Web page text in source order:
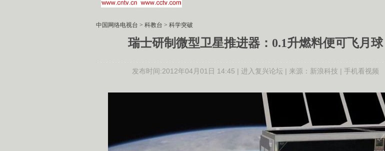
中国网络电视台 > 科教台 > 科学突破
瑞士研制微型卫星推进器：0.1升燃料便可飞月球
发布时间:2012年04月01日 14:45 | 进入复兴论坛| 来源：新浪科技 | 手机看视频